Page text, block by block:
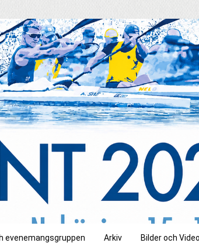
evenemangsgruppen Arkiv Bilder och